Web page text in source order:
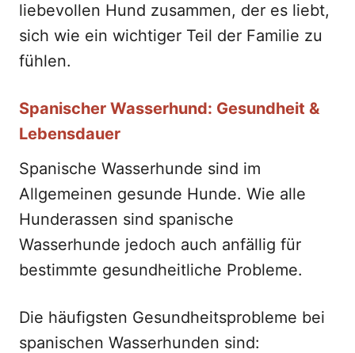
liebevollen Hund zusammen, der es liebt,
sich wie ein wichtiger Teil der Familie zu
fühlen.
Spanischer Wasserhund: Gesundheit &
Lebensdauer
Spanische Wasserhunde sind im
Allgemeinen gesunde Hunde. Wie alle
Hunderassen sind spanische
Wasserhunde jedoch auch anfällig für
bestimmte gesundheitliche Probleme.
Die häufigsten Gesundheitsprobleme bei
spanischen Wasserhunden sind: